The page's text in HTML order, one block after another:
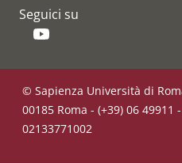
Seguici su
© Sapienza Università di
00185 Roma - (+39) 06 49911
02133771002